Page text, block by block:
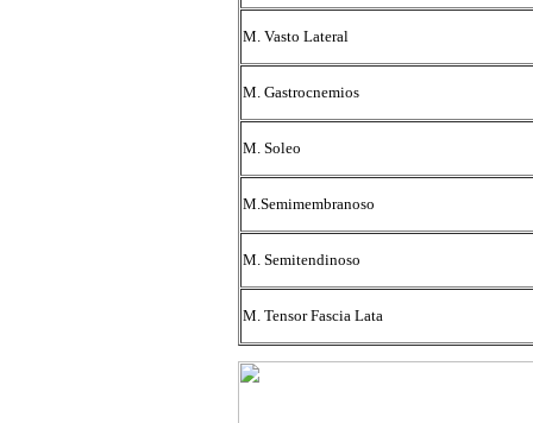
M. Vasto Lateral
M. Gastrocnemios
M. Soleo
M.Semimembranoso
M. Semitendinoso
M. Tensor Fascia Lata